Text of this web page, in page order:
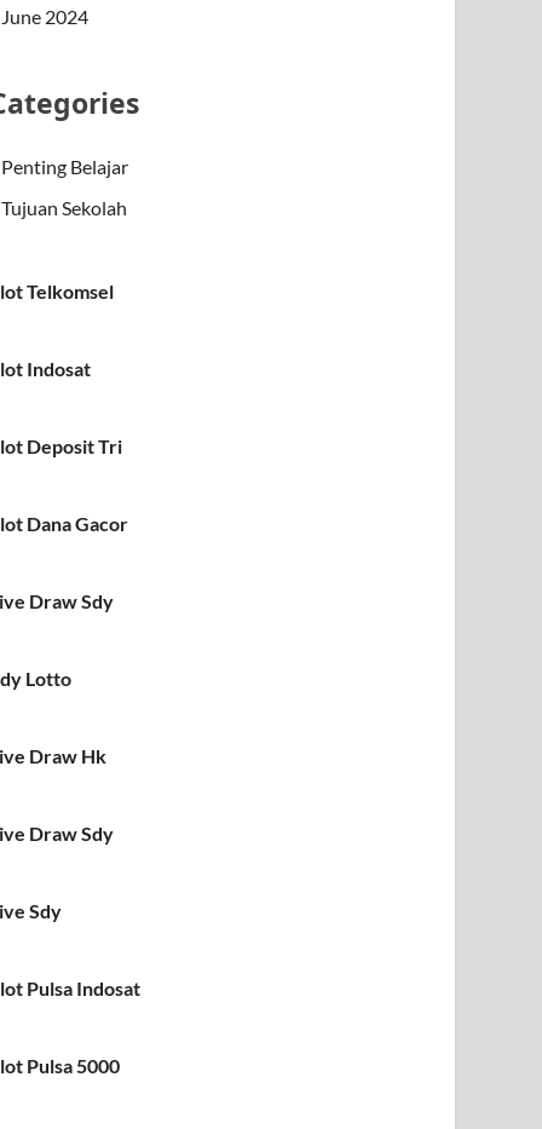
June 2024
Penting Belajar
Tujuan Sekolah
Telkomsel
Indosat
Deposit Tri
Dana Gacor
Draw Sdy
Lotto
Draw Hk
Draw Sdy
Sdy
Pulsa Indosat
Pulsa 5000